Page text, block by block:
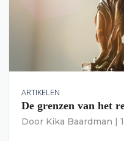
ARTIKELEN
De grenzen van het
Door Kika Baardman